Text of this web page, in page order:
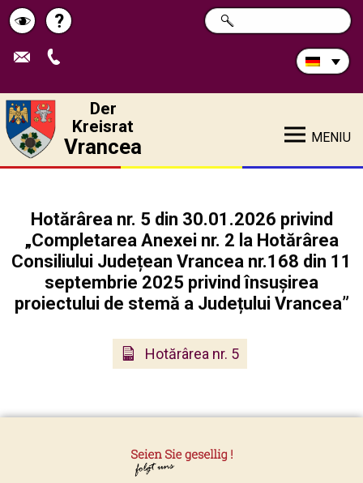
Schimbă
contrastul
Pagina
de
?
Durchsuchen
Sie
SUCHE
Der
Kreisrat
Vrancea MENIU
Hotărârea nr. 5 din 30.01.2026 privind
„Completarea Anexei nr. 2 la Hotărârea
Consiliului Județean Vrancea nr.168 din 11
septembrie 2025 privind însușirea
proiectului de stemă a Județului Vrancea”
Hotărârea nr. 5